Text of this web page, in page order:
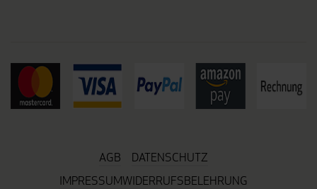
AGB
DATENSCHUTZ
IMPRESSUMWIDERRUFSBELEHRUNG